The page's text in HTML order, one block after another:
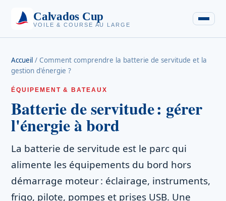
Calvados Cup
VOILE & COURSE AU LARGE
Accueil / Comment comprendre la batterie de servitude et la
gestion d'énergie ?
ÉQUIPEMENT & BATEAUX
Batterie de servitude : gérer
l'énergie à bord
La batterie de servitude est le parc qui
alimente les équipements du bord hors
démarrage moteur : éclairage, instruments,
frigo, pilote, pompes et prises USB. Une